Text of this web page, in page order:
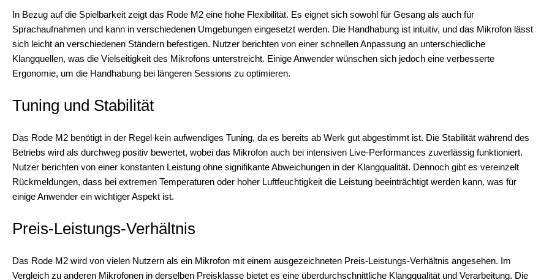
In Bezug auf die Spielbarkeit zeigt das Rode M2 eine hohe Flexibilität. Es eignet sich sowohl für Gesang als auch für
Sprachaufnahmen und kann in verschiedenen Umgebungen eingesetzt werden. Die Handhabung ist intuitiv, und das Mikrofon lässt
sich leicht an verschiedenen Ständern befestigen. Nutzer berichten von einer schnellen Anpassung an unterschiedliche
Klangquellen, was die Vielseitigkeit des Mikrofons unterstreicht. Einige Anwender wünschen sich jedoch eine verbesserte
Ergonomie, um die Handhabung bei längeren Sessions zu optimieren.
Tuning und Stabilität
Das Rode M2 benötigt in der Regel kein aufwendiges Tuning, da es bereits ab Werk gut abgestimmt ist. Die Stabilität während des
Betriebs wird als durchweg positiv bewertet, wobei das Mikrofon auch bei intensiven Live-Performances zuverlässig funktioniert.
Nutzer berichten von einer konstanten Leistung ohne signifikante Abweichungen in der Klangqualität. Dennoch gibt es vereinzelt
Rückmeldungen, dass bei extremen Temperaturen oder hoher Luftfeuchtigkeit die Leistung beeinträchtigt werden kann, was für
einige Anwender ein wichtiger Aspekt ist.
Preis-Leistungs-Verhältnis
Das Rode M2 wird von vielen Nutzern als ein Mikrofon mit einem ausgezeichneten Preis-Leistungs-Verhältnis angesehen. Im
Vergleich zu anderen Mikrofonen in derselben Preisklasse bietet es eine überdurchschnittliche Klangqualität und Verarbeitung. Die